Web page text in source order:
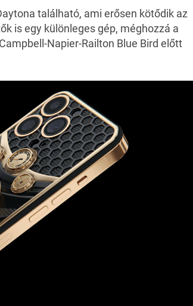
található, ami erősen kötődik az
is egy különleges gép, méghozzá a
Napier-Railton Blue Bird előtt